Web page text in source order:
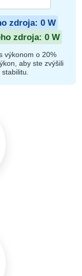
zdroja: 0 W
zdroja: 0 W
výkonom o 20%
aby ste zvýšili